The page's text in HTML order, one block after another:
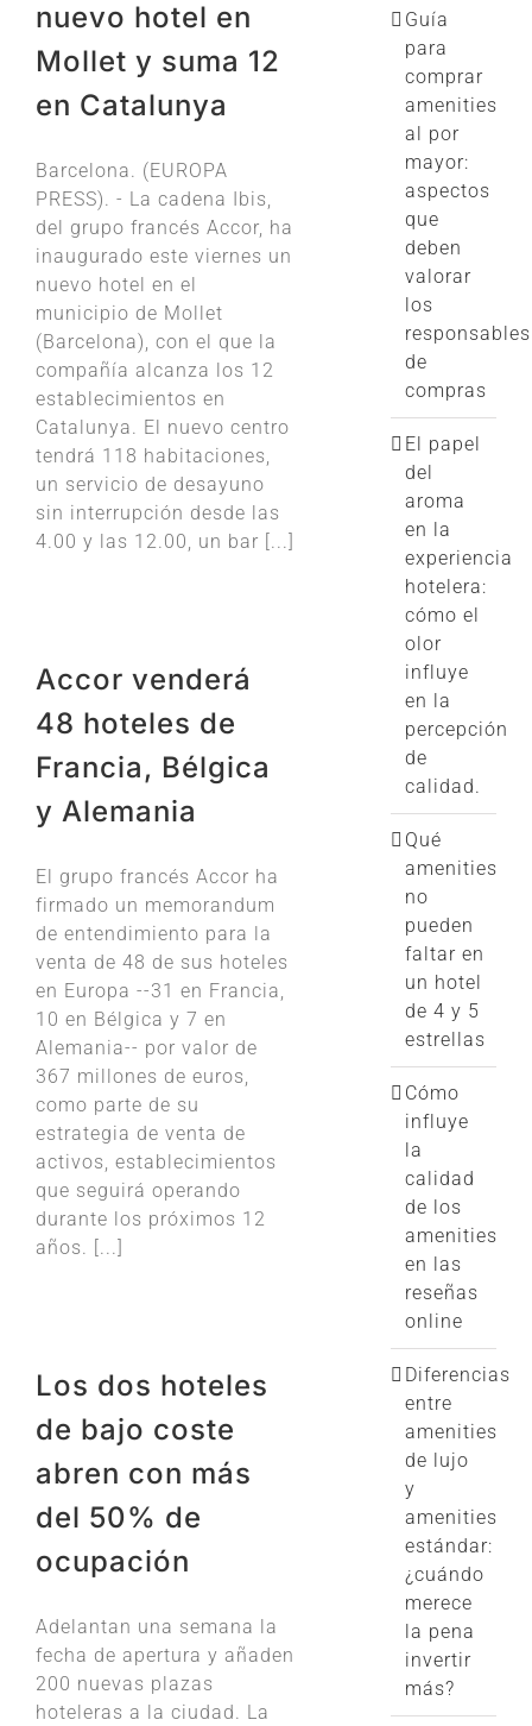
nuevo hotel en
Mollet y suma 12
en Catalunya
Barcelona. (EUROPA
PRESS). - La cadena Ibis,
del grupo francés Accor, ha
inaugurado este viernes un
nuevo hotel en el
municipio de Mollet
(Barcelona), con el que la
compañía alcanza los 12
establecimientos en
Catalunya. El nuevo centro
tendrá 118 habitaciones,
un servicio de desayuno
sin interrupción desde las
4.00 y las 12.00, un bar [...]
Accor venderá
48 hoteles de
Francia, Bélgica
y Alemania
El grupo francés Accor ha
firmado un memorandum
de entendimiento para la
venta de 48 de sus hoteles
en Europa --31 en Francia,
10 en Bélgica y 7 en
Alemania-- por valor de
367 millones de euros,
como parte de su
estrategia de venta de
activos, establecimientos
que seguirá operando
durante los próximos 12
años. [...]
Los dos hoteles
de bajo coste
abren con más
del 50% de
ocupación
Adelantan una semana la
fecha de apertura y añaden
200 nuevas plazas
hoteleras a la ciudad. La
Guía
para
comprar
amenities
al por
mayor:
aspectos
que
deben
valorar
los
responsables
de
compras
El papel
del
aroma
en la
experiencia
hotelera:
cómo el
olor
influye
en la
percepción
de
calidad.
Qué
amenities
no
pueden
faltar en
un hotel
de 4 y 5
estrellas
Cómo
influye
la
calidad
de los
amenities
en las
reseñas
online
Diferencias
entre
amenities
de lujo
y
amenities
estándar:
¿cuándo
merece
la pena
invertir
más?